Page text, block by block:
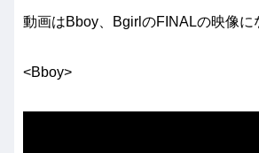
動画はBboy、BgirlのFINALの映像に
<Bboy>